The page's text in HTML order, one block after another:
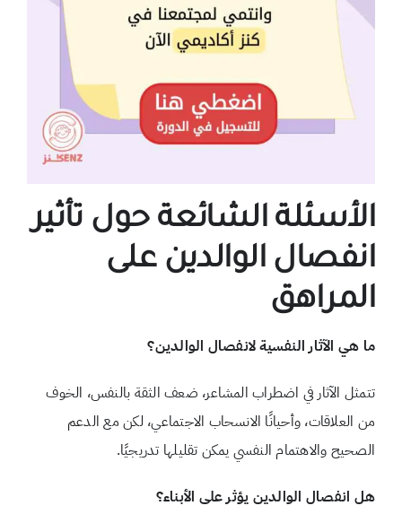
الأسئلة الشائعة حول تأثير
انفصال الوالدين على
المراهق
ما هي الآثار النفسية لانفصال الوالدين؟
تتمثل الآثار في اضطراب المشاعر، ضعف الثقة بالنفس، الخوف
من العلاقات، وأحيانًا الانسحاب الاجتماعي، لكن مع الدعم
الصحيح والاهتمام النفسي يمكن تقليلها تدريجيًا.
هل انفصال الوالدين يؤثر على الأبناء؟